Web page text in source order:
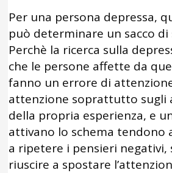
Per una persona depressa,
può determinare un sacco di
Perchè la ricerca sulla
che le persone affette da
fanno un errore di
attenzione soprattutto sugli
della propria esperienza, e
attivano lo schema tendono
a ripetere i pensieri negativi,
riuscire a spostare